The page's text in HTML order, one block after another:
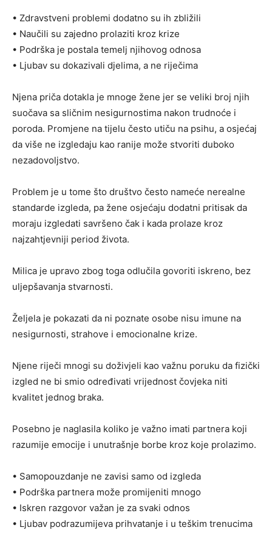
• Zdravstveni problemi dodatno su ih zbližili
• Naučili su zajedno prolaziti kroz krize
• Podrška je postala temelj njihovog odnosa
• Ljubav su dokazivali djelima, a ne riječima
Njena priča dotakla je mnoge žene jer se veliki broj njih
suočava sa sličnim nesigurnostima nakon trudnoće i
poroda. Promjene na tijelu često utiču na psihu, a osjećaj
da više ne izgledaju kao ranije može stvoriti duboko
nezadovoljstvo.
Problem je u tome što društvo često nameće nerealne
standarde izgleda, pa žene osjećaju dodatni pritisak da
moraju izgledati savršeno čak i kada prolaze kroz
najzahtjevniji period života.
Milica je upravo zbog toga odlučila govoriti iskreno, bez
uljepšavanja stvarnosti.
Željela je pokazati da ni poznate osobe nisu imune na
nesigurnosti, strahove i emocionalne krize.
Njene riječi mnogi su doživjeli kao važnu poruku da fizički
izgled ne bi smio određivati vrijednost čovjeka niti
kvalitet jednog braka.
Posebno je naglasila koliko je važno imati partnera koji
razumije emocije i unutrašnje borbe kroz koje prolazimo.
• Samopouzdanje ne zavisi samo od izgleda
• Podrška partnera može promijeniti mnogo
• Iskren razgovor važan je za svaki odnos
• Ljubav podrazumijeva prihvatanje i u teškim trenucima